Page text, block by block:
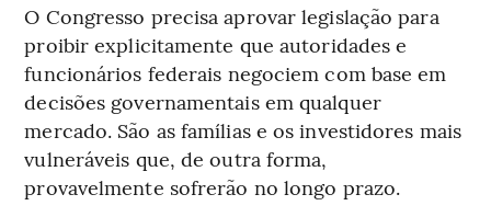
O Congresso precisa aprovar legislação para
proibir explicitamente que autoridades e
funcionários federais negociem com base em
decisões governamentais em qualquer
mercado. São as famílias e os investidores mais
vulneráveis que, de outra forma,
provavelmente sofrerão no longo prazo.